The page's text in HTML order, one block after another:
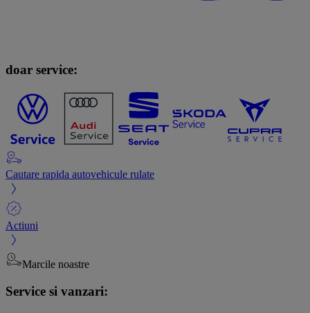
doar service:
Cautare rapida autovehicule rulate
Actiuni
Marcile noastre
Service si vanzari: